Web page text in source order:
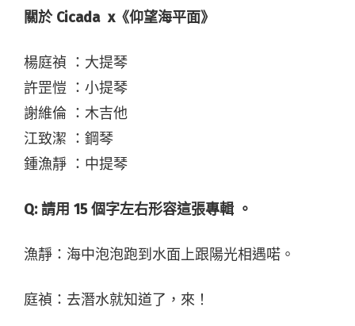
關於 Cicada x《仰望海平面》
楊庭禎 ：大提琴
許罡愷 ：小提琴
謝維倫 ：木吉他
江致潔 ：鋼琴
鍾漁靜 ：中提琴
Q: 請用 15 個字左右形容這張專輯 。
漁靜：海中泡泡跑到水面上跟陽光相遇喏。
庭禎：去潛水就知道了，來！